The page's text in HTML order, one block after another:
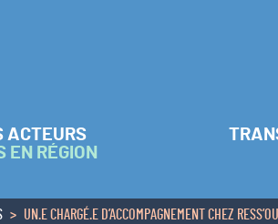
ACTEURS
EN RÉGION
UN.E CHARGÉ.E D’ACCOMPAGNEMENT CHEZ